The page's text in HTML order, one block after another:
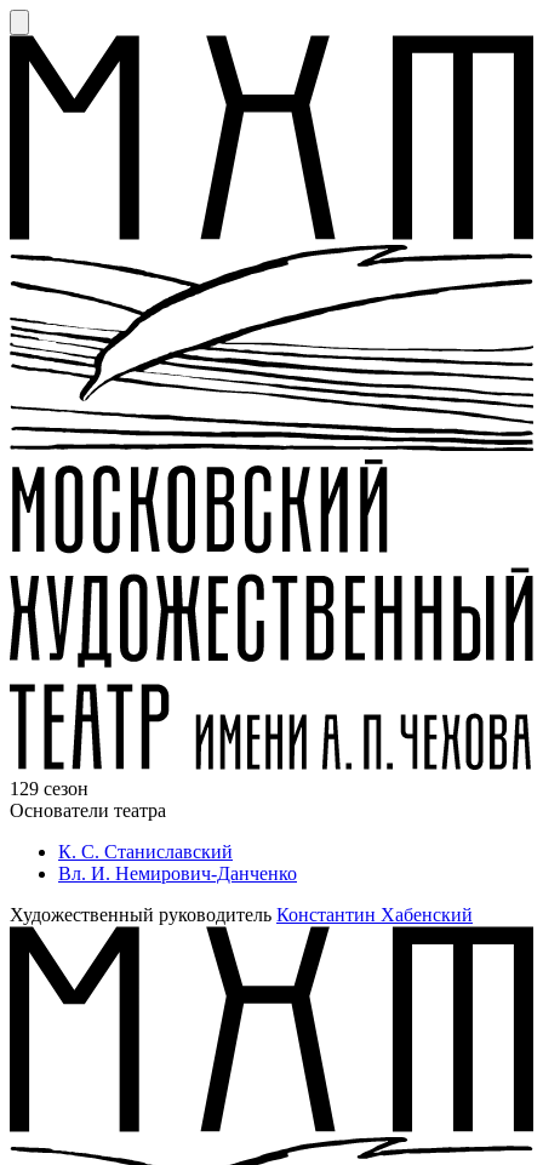
129 сезон
Основатели театра
К. С. Станиславский
Вл. И. Немирович-Данченко
Художественный руководитель Константин Хабенский